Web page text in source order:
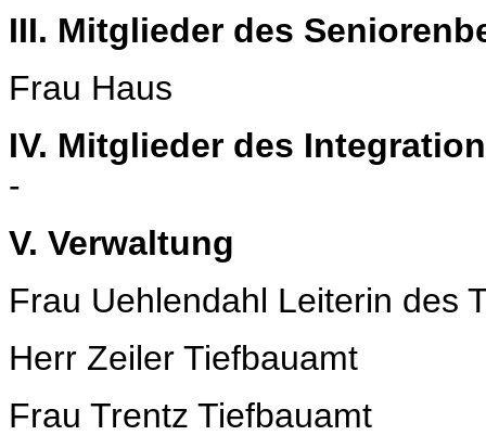
III. Mitglieder des
Frau Haus
IV. Mitglieder des
-
V. Verwaltung
Frau Uehlendahl Leiterin des
Herr Zeiler Tiefbauamt
Frau Trentz Tiefbauamt